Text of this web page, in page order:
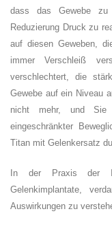
dass das Gewebe
Reduzierung Druck zu
auf diesen Geweben,
immer Verschleiß
verschlechtert, die
Gewebe auf ein Niveau
nicht mehr, und Sie
eingeschränkter
Titan mit Gelenkersatz
In der Praxis der
Gelenkimplantate,
Auswirkungen zu